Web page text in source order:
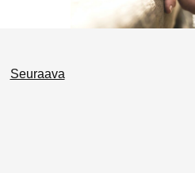
Seuraava